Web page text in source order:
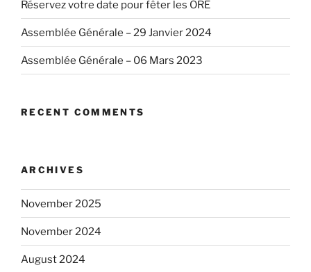
Réservez votre date pour fêter les ORE
Assemblée Générale – 29 Janvier 2024
Assemblée Générale – 06 Mars 2023
RECENT COMMENTS
ARCHIVES
November 2025
November 2024
August 2024